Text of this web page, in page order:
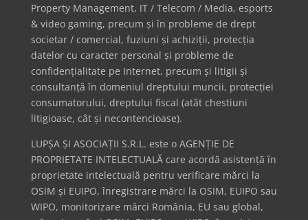
Property Management, IT / Telecom / Media, esports
& video gaming, precum și în probleme de drept
societar / comercial, fuziuni și achiziții, protecția
datelor cu caracter personal și probleme de
confidențialitate pe Internet, precum și litigii și
consultanță în domeniul dreptului muncii, protecției
consumatorului, dreptului fiscal (atât chestiuni
litigioase, cât și necontencioase).
LUPȘA ȘI ASOCIAȚII S.R.L. este o AGENȚIE DE
PROPRIETATE INTELECTUALĂ care acordă asistență în
proprietate intelectuală pentru verificare mărci la
OSIM și EUIPO, înregistrare mărci la OSIM, EUIPO sau
WIPO, monitorizare mărci România, EU sau global,